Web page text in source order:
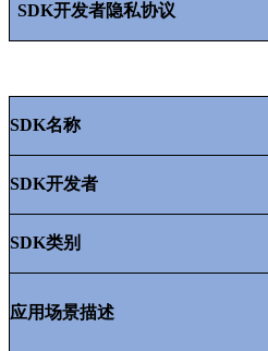
SDK开发者隐私协议
SDK名称
SDK开发者
SDK类别
应用场景描述